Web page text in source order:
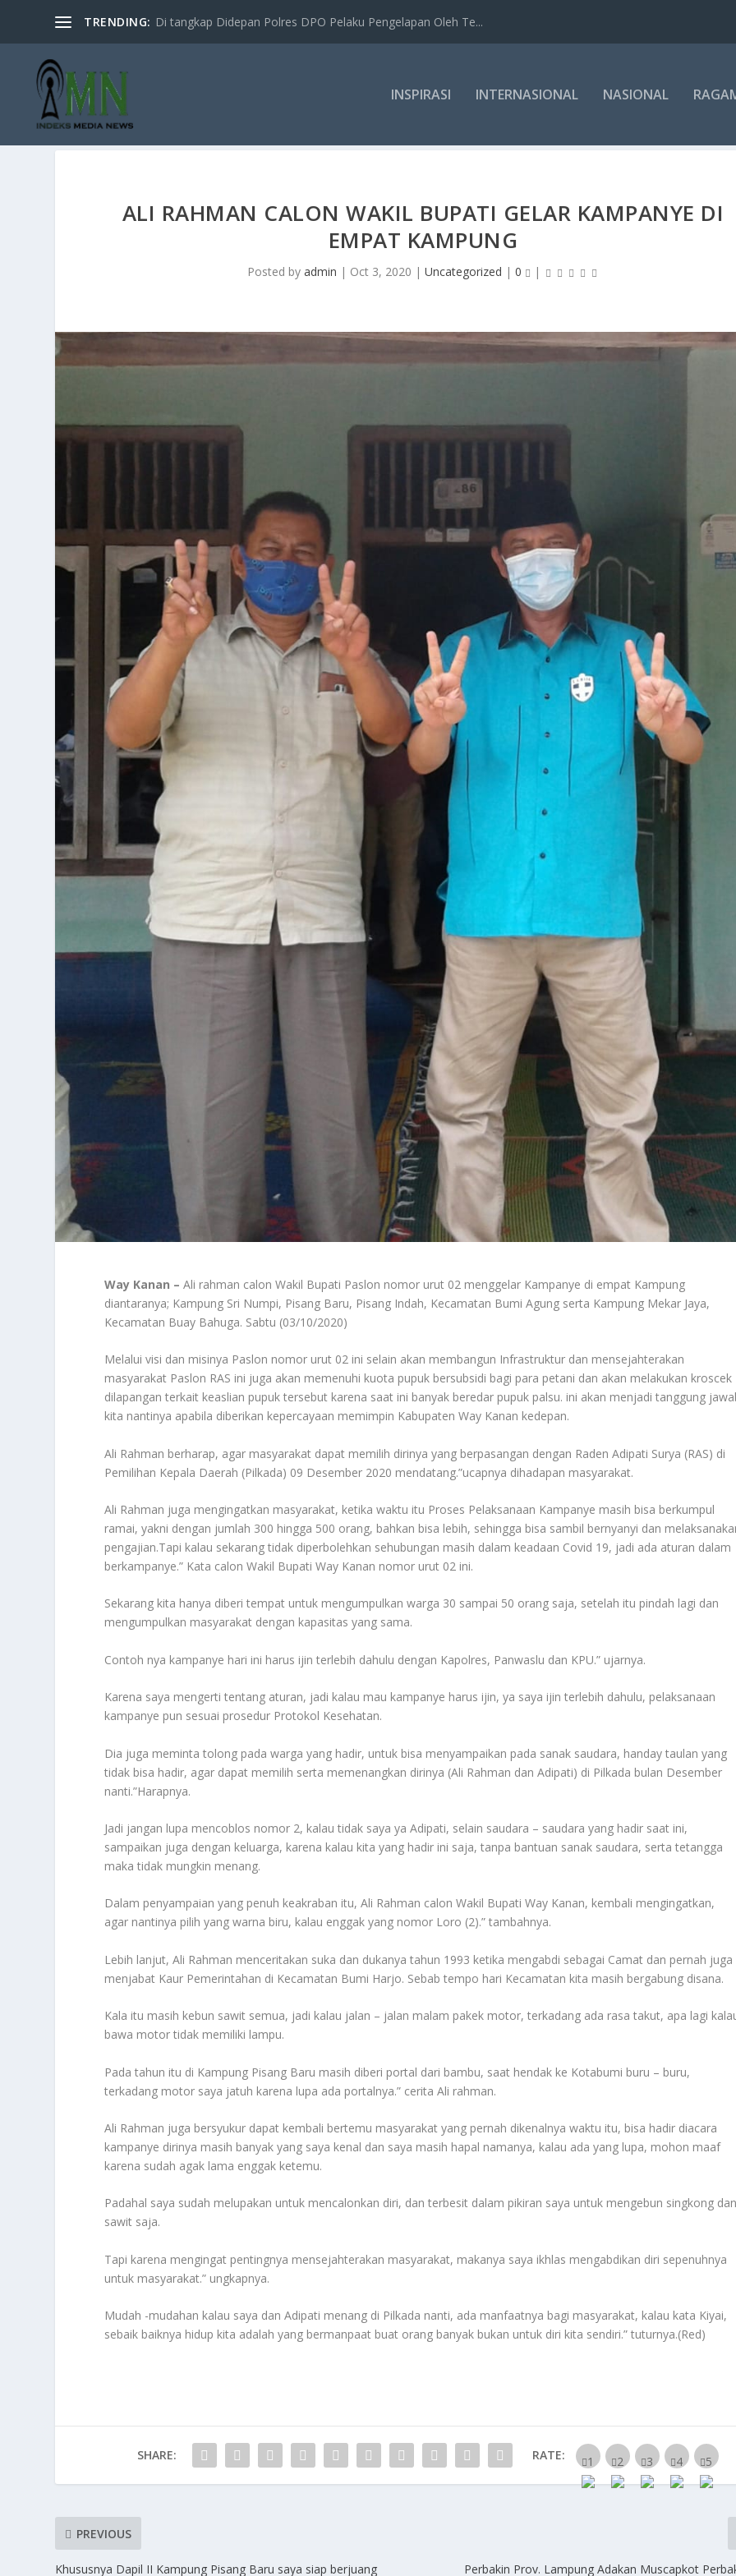
TRENDING: Di tangkap Didepan Polres DPO Pelaku Pengelapan Oleh Te...
INSPIRASI INTERNASIONAL NASIONAL
ALI RAHMAN CALON WAKIL BUPATI GELAR KAMPANYE DI
EMPAT KAMPUNG
Posted byadmin | Oct 3, 2020 |Uncategorized |0 |
Way Kanan – Ali rahman calon Wakil Bupati Paslon nomor urut 02 menggelar Kampanye di empat Kampung
diantaranya; Kampung Sri Numpi, Pisang Baru, Pisang Indah, Kecamatan Bumi Agung serta Kampung Mekar Jaya,
Kecamatan Buay Bahuga. Sabtu (03/10/2020)
Melalui visi dan misinya Paslon nomor urut 02 ini selain akan membangun Infrastruktur dan mensejahterakan
masyarakat Paslon RAS ini juga akan memenuhi kuota pupuk bersubsidi bagi para petani dan akan melakukan kroscek
dilapangan terkait keaslian pupuk tersebut karena saat ini banyak beredar pupuk palsu. ini akan menjadi tanggung
kita nantinya apabila diberikan kepercayaan memimpin Kabupaten Way Kanan kedepan.
Ali Rahman berharap, agar masyarakat dapat memilih dirinya yang berpasangan dengan Raden Adipati Surya (RAS) di
Pemilihan Kepala Daerah (Pilkada) 09 Desember 2020 mendatang.”ucapnya dihadapan masyarakat.
Ali Rahman juga mengingatkan masyarakat, ketika waktu itu Proses Pelaksanaan Kampanye masih bisa berkumpul
ramai, yakni dengan jumlah 300 hingga 500 orang, bahkan bisa lebih, sehingga bisa sambil bernyanyi dan
pengajian.Tapi kalau sekarang tidak diperbolehkan sehubungan masih dalam keadaan Covid 19, jadi ada aturan dalam
berkampanye.” Kata calon Wakil Bupati Way Kanan nomor urut 02 ini.
Sekarang kita hanya diberi tempat untuk mengumpulkan warga 30 sampai 50 orang saja, setelah itu pindah lagi dan
mengumpulkan masyarakat dengan kapasitas yang sama.
Contoh nya kampanye hari ini harus ijin terlebih dahulu dengan Kapolres, Panwaslu dan KPU.” ujarnya.
Karena saya mengerti tentang aturan, jadi kalau mau kampanye harus ijin, ya saya ijin terlebih dahulu, pelaksanaan
kampanye pun sesuai prosedur Protokol Kesehatan.
Dia juga meminta tolong pada warga yang hadir, untuk bisa menyampaikan pada sanak saudara, handay taulan yang
tidak bisa hadir, agar dapat memilih serta memenangkan dirinya (Ali Rahman dan Adipati) di Pilkada bulan Desember
nanti.”Harapnya.
Jadi jangan lupa mencoblos nomor 2, kalau tidak saya ya Adipati, selain saudara – saudara yang hadir saat ini,
sampaikan juga dengan keluarga, karena kalau kita yang hadir ini saja, tanpa bantuan sanak saudara, serta tetangga
maka tidak mungkin menang.
Dalam penyampaian yang penuh keakraban itu, Ali Rahman calon Wakil Bupati Way Kanan, kembali mengingatkan,
agar nantinya pilih yang warna biru, kalau enggak yang nomor Loro (2).” tambahnya.
Lebih lanjut, Ali Rahman menceritakan suka dan dukanya tahun 1993 ketika mengabdi sebagai Camat dan pernah juga
menjabat Kaur Pemerintahan di Kecamatan Bumi Harjo. Sebab tempo hari Kecamatan kita masih bergabung disana.
Kala itu masih kebun sawit semua, jadi kalau jalan – jalan malam pakek motor, terkadang ada rasa takut, apa lagi
bawa motor tidak memiliki lampu.
Pada tahun itu di Kampung Pisang Baru masih diberi portal dari bambu, saat hendak ke Kotabumi buru – buru,
terkadang motor saya jatuh karena lupa ada portalnya.” cerita Ali rahman.
Ali Rahman juga bersyukur dapat kembali bertemu masyarakat yang pernah dikenalnya waktu itu, bisa hadir diacara
kampanye dirinya masih banyak yang saya kenal dan saya masih hapal namanya, kalau ada yang lupa, mohon maaf
karena sudah agak lama enggak ketemu.
Padahal saya sudah melupakan untuk mencalonkan diri, dan terbesit dalam pikiran saya untuk mengebun singkong
sawit saja.
Tapi karena mengingat pentingnya mensejahterakan masyarakat, makanya saya ikhlas mengabdikan diri sepenuhnya
untuk masyarakat.” ungkapnya.
Mudah -mudahan kalau saya dan Adipati menang di Pilkada nanti, ada manfaatnya bagi masyarakat, kalau kata Kiyai,
sebaik baiknya hidup kita adalah yang bermanpaat buat orang banyak bukan untuk diri kita sendiri.” tuturnya.(Red)
SHARE: RATE:
PREVIOUS
Khususnya Dapil II Kampung Pisang Baru saya siap berjuang Perbakin Prov. Lampung Adakan Muscapkot